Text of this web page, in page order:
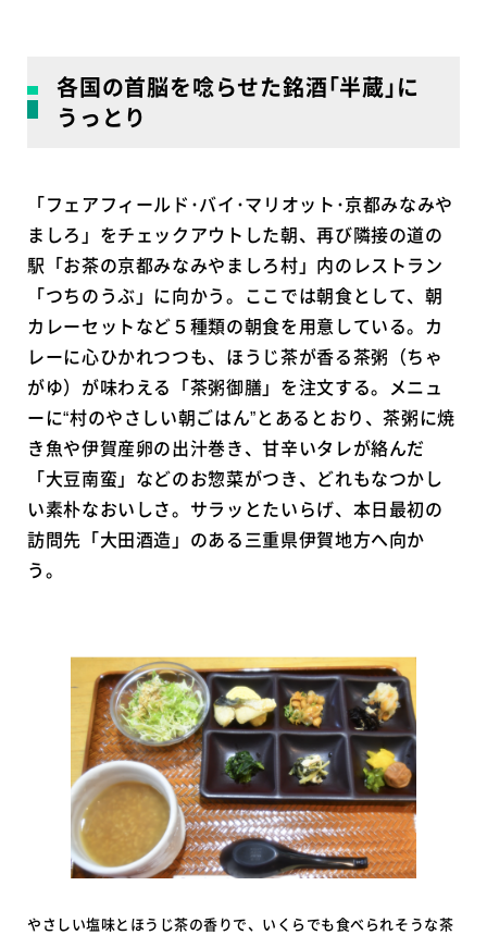
各国の首脳を唸らせた銘酒｢半蔵｣に
うっとり
「フェアフィールド･バイ･マリオット･京都みなみや
ましろ」をチェックアウトした朝、再び隣接の道の
駅「お茶の京都みなみやましろ村」内のレストラン
「つちのうぶ」に向かう。ここでは朝食として、朝
カレーセットなど５種類の朝食を用意している。カ
レーに心ひかれつつも、ほうじ茶が香る茶粥（ちゃ
がゆ）が味わえる「茶粥御膳」を注文する。メニュ
ーに“村のやさしい朝ごはん”とあるとおり、茶粥に焼
き魚や伊賀産卵の出汁巻き、甘辛いタレが絡んだ
「大豆南蛮」などのお惣菜がつき、どれもなつかし
い素朴なおいしさ。サラッとたいらげ、本日最初の
訪問先「大田酒造」のある三重県伊賀地方へ向か
う。
やさしい塩味とほうじ茶の香りで、いくらでも食べられそうな茶